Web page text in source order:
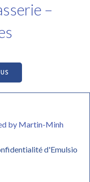
–
by Martin-Minh
d'Emulsio